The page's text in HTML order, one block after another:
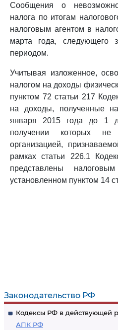
Законодательство РФ
Кодексы РФ в действующей
АПК РФ
Сообщения о
налога по итогам
налоговым агентом в
марта года, следующего
периодом.
Учитывая изложенное,
налогом на доходы
пунктом 72 статьи 217
на доходы, полученные
января 2015 года до 1
получении которых
организацией,
рамках статьи 226.1
представлены
установленном пунктом 14